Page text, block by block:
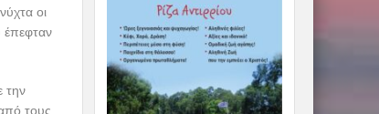
οι
έπεφταν
την
τους